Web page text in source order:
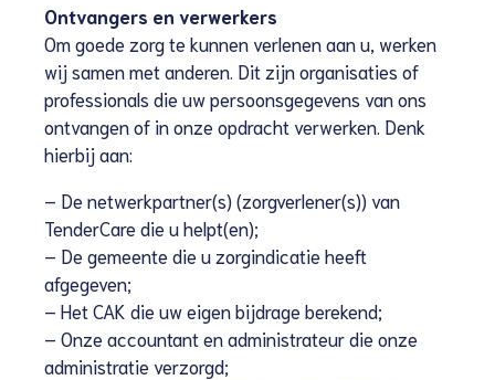
Ontvangers en verwerkers
Om goede zorg te kunnen verlenen aan u, werken
wij samen met anderen. Dit zijn organisaties of
professionals die uw persoonsgegevens van ons
ontvangen of in onze opdracht verwerken. Denk
hierbij aan:
– De netwerkpartner(s) (zorgverlener(s)) van
TenderCare die u helpt(en);
– De gemeente die u zorgindicatie heeft
afgegeven;
– Het CAK die uw eigen bijdrage berekend;
– Onze accountant en administrateur die onze
administratie verzorgd;